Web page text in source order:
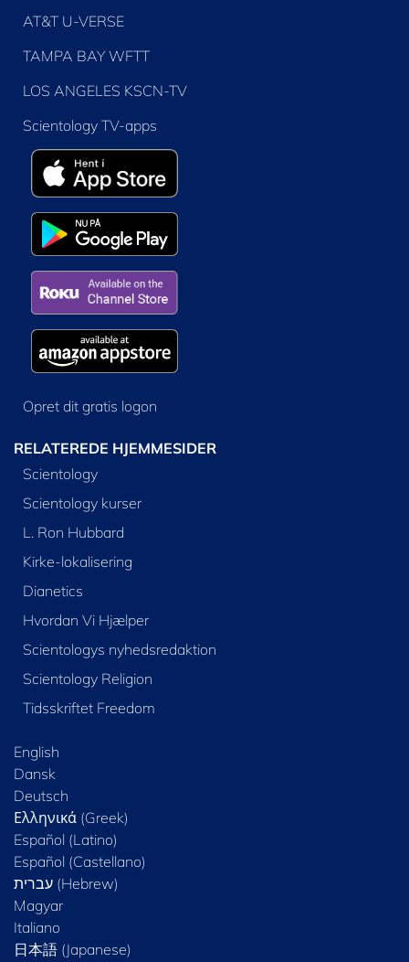
AT&T U-VERSE
TAMPA BAY WFTT
LOS ANGELES KSCN-TV
Scientology TV-apps
Opret dit gratis logon
RELATEREDE HJEMMESIDER
Scientology
Scientology kurser
L. Ron Hubbard
Kirke-lokalisering
Dianetics
Hvordan Vi Hjælper
Scientologys nyhedsredaktion
Scientology Religion
Tidsskriftet Freedom
English
Dansk
Deutsch
Ελληνικά (Greek)
Español (Latino)
Español (Castellano)
Magyar
Italiano
日本語 (Japanese)